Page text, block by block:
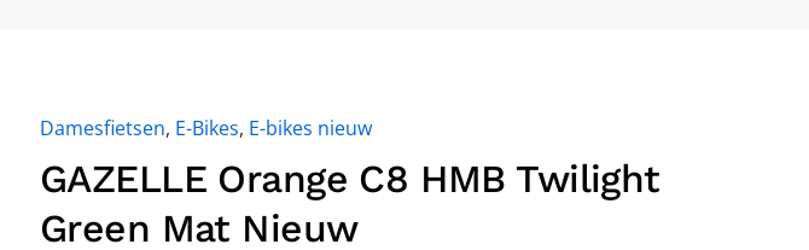
Damesfietsen, E-Bikes, E-bikes nieuw
GAZELLE Orange C8 HMB Twilight
Green Mat Nieuw